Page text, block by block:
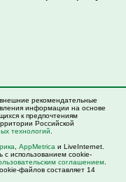
рекомендательные
информации на основе
к предпочтениям
Российской
технологий
AppMetrica и LiveInternet.
с использованием cookie-
соглашением
файлов составляет 14